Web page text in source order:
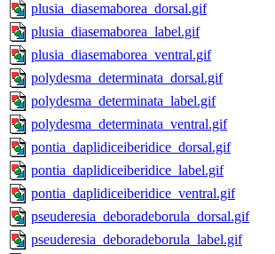
plusia_diasemaborea_dorsal.gif
plusia_diasemaborea_label.gif
plusia_diasemaborea_ventral.gif
polydesma_determinata_dorsal.gif
polydesma_determinata_label.gif
polydesma_determinata_ventral.gif
pontia_daplidiceiberidice_dorsal.gif
pontia_daplidiceiberidice_label.gif
pontia_daplidiceiberidice_ventral.gif
pseuderesia_deboradeborula_dorsal.gif
pseuderesia_deboradeborula_label.gif